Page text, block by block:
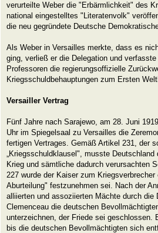
verurteilte Weber die "Erbärmlichkeit" des
national eingestelltes "Literatenvolk"
die neu gegründete Deutsche
Als Weber in Versailles merkte, dass es
ging, verließ er die Delegation und
Professoren die regierungsoffizielle
Kriegsschuldbehauptungen zum Ersten
Versailler Vertrag
Fünf Jahre nach Sarajewo, am 28. Juni
Uhr im Spiegelsaal zu Versailles die
fertigen Vertrages. Gemäß Artikel 231, der
„Kriegsschuldklausel", musste Deutschland
Krieg und sämtliche dadurch verursachten
227 wurde der Kaiser zum
Aburteilung" festzunehmen sei. Nach der
alliierten und assoziierten Mächte durch die
Clemenceau die deutschen
unterzeichnen, der Friede sei geschlossen.
bis die deutschen Bevollmächtigten sich